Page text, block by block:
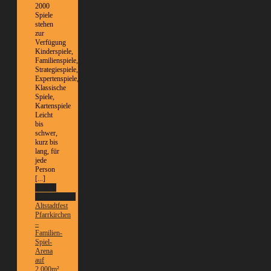
2000
Spiele
stehen
zur
Verfügung
Kinderspiele,
Familienspiele,
Strategiespiele,
Expertenspiele,
Klassische
Spiele,
Kartenspiele
Leicht
bis
schwer,
kurz bis
lang, für
jede
Person
[...]
Altstadtfest
Pfarrkirchen
–
Familien-
Spiel-
Arena
auf
2.000m²